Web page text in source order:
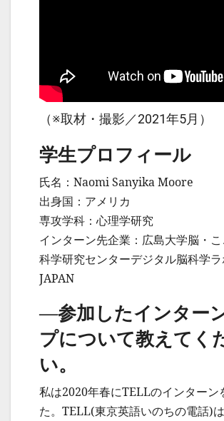
（※取材・撮影／2021年5月）
学生プロフィール
氏名：Naomi Sanyika Moore
出身国：アメリカ
専攻学科：心理学研究
インターン先企業：広島大学脳・
科学研究センターデジタル脳科学
JAPAN
—参加したインター
プについて教えてく
い。
私は2020年春にTELLのインターン
た。TELL(東京英語いのちの電話)